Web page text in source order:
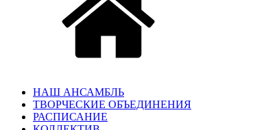
НАШ АНСАМБЛЬ
ТВОРЧЕСКИЕ ОБЪЕДИНЕНИЯ
РАСПИСАНИЕ